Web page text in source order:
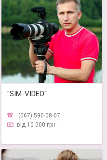
"SIM-VIDEO"
(067) 590-08-07
від 10 000 грн.